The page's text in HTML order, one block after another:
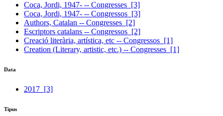
Coca, Jordi, 1947- -- Congresses [3]
Coca, Jordi, 1947- -- Congressos [3]
Authors, Catalan -- Congresses [2]
Escriptors catalans -- Congressos [2]
Creació literària, artística, etc -- Congressos [1]
Creation (Literary, artistic, etc.) -- Congresses [1]
Data
2017 [3]
Tipus